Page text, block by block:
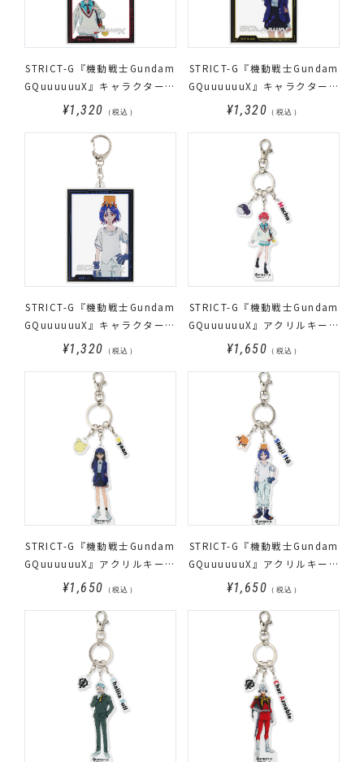
STRICT-G『機動戦士Gundam
GQuuuuuuX』キャラクターフ
レーム風アクリルキーホルダ
¥1,320 （税込）
STRICT-G『機動戦士Gundam
GQuuuuuuX』キャラクターフ
レーム風アクリルキーホルダ
¥1,320 （税込）
STRICT-G『機動戦士Gundam
GQuuuuuuX』キャラクターフ
レーム風アクリルキーホルダ
¥1,320 （税込）
STRICT-G『機動戦士Gundam
GQuuuuuuX』アクリルキーホ
ルダー マチュ
¥1,650 （税込）
STRICT-G『機動戦士Gundam
GQuuuuuuX』アクリルキーホ
ルダー ニャアン
¥1,650 （税込）
STRICT-G『機動戦士Gundam
GQuuuuuuX』アクリルキーホ
ルダー シュウジ・イトウ
¥1,650 （税込）